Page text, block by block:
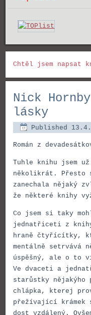
Chtěl jsem napsat
Nick
lásky
Published
Román z
Tuhle knihu jsem
několikrát. Přesto
zanechala nějaký
že některé knihy
Co jsem si taky
jednatřiceti z
hraně čtyřícítky,
mentálně setrvává
úspěšný, ale o to
Ve dvaceti a
starůstky nějakýho
chlápka, kterej
přežívající
dost vzdálený.